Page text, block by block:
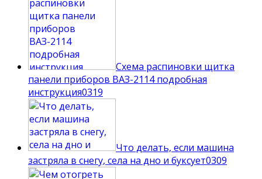
Схема распиновки щитка
панели приборов ВАЗ-2114 подробная
инструкция0319
Что делать, если машина
застряла в снегу, села на дно и буксует0309